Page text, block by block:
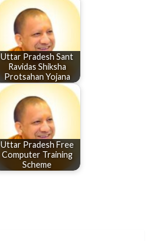
Uttar Pradesh Sant
Ravidas Shiksha
Protsahan Yojana
Uttar Pradesh Free
Computer Training
Scheme